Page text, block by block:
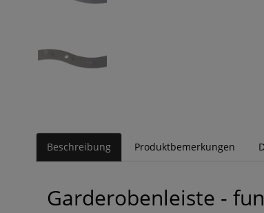
Beschreibung Produktbemerkungen
Garderobenleiste -